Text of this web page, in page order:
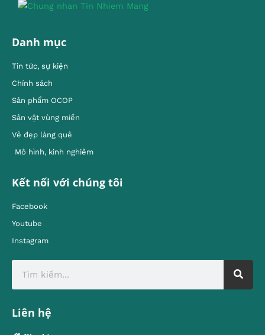
Danh mục
Tin tức, sự kiện
Chính sách
Sản phẩm OCOP
Sản vật vùng miền
Vẻ đẹp làng quê
Mô hình, kinh nghiêm
Kết nối với chúng tôi
Facebook
Youtube
Instagram
Liên hệ